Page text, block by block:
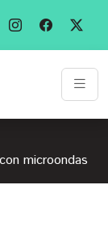
microondas